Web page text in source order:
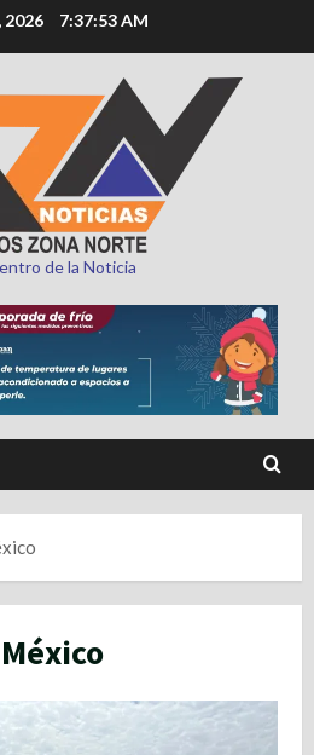
2026 7:37:54 AM
de la Noticia